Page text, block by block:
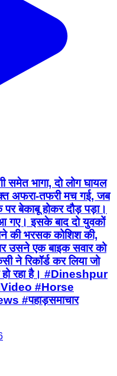
समेत भागा, दो लोग घायल
अफरा-तफरी मच गई, जब
बेकाबू होकर दौड़ पड़ा।
गए। इसके बाद दो युवकों
की भरसक कोशिश की,
उसने एक बाइक सवार को
ने रिकॉर्ड कर लिया जो
हो रहा है। #Dineshpur
#Horse
#पहाड़समाचार